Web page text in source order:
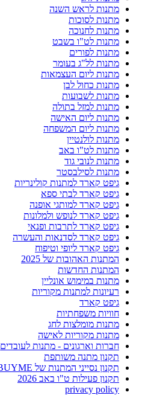
מתנות לראש השנה
מתנות לסוכות
מתנות לחנוכה
מתנות לט"ו בשבט
מתנות לפורים
מתנות לל"ג בעומר
מתנות ליום העצמאות
מתנות כחול לבן
מתנות לשבועות
מתנות למזל בתולה
מתנות ליום האישה
מתנות ליום המשפחה
מתנות לולנטיין
מתנות לט"ו באב
מתנות לנובי גוד
מתנות לסילבסטר
גיפט קארד למתנות קולינריות
גיפט קארד לבתי ספא
גיפט קארד למותגי אופנה
גיפט קארד לנופש ולמלונות
גיפט קארד לתרבות ופנאי
גיפט קארד לסדנאות והעשרה
גיפט קארד ליופי וטיפוח
המתנות האהובות של 2025
המתנות החדשות
מתנות במימוש אונליין
רעיונות למתנות מקוריות
גיפט קארד
חוויות משפחתיות
מתנות מומלצות לחג
מתנות מקוריות לאישה
חברות וארגונים - מתנות לעובדים
תקנון מתנה משותפת
תקנון נסייני המתנות של BUYME
תקנון פעילות ט"ו באב 2026
privacy policy